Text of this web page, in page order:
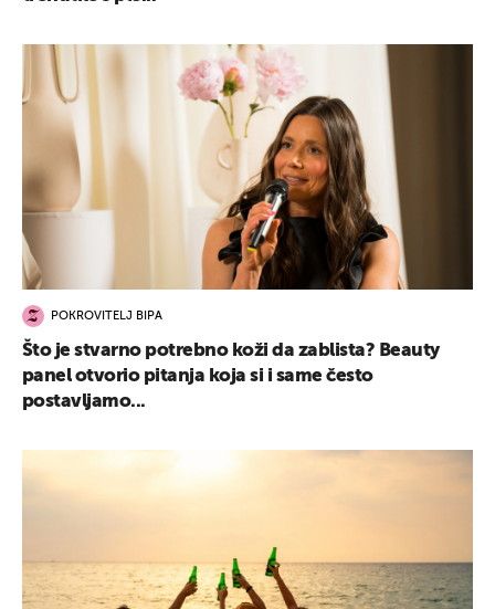
POKROVITELJ BIPA
Što je stvarno potrebno koži da zablista? Beauty
panel otvorio pitanja koja si i same često
postavljamo...